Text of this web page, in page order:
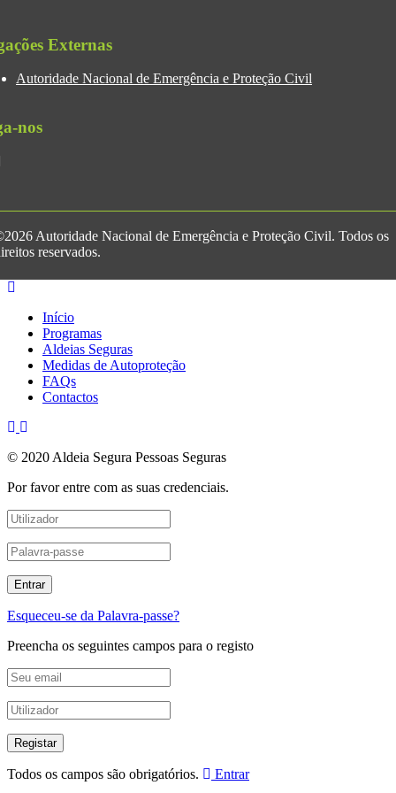
Externas
Autoridade Nacional de Emergência e Proteção Civil
nos
Autoridade Nacional de Emergência e Proteção Civil. Todos os
reservados.
Início
Programas
Aldeias Seguras
Medidas de Autoproteção
FAQs
Contactos
© 2020 Aldeia Segura Pessoas Seguras
Por favor entre com as suas credenciais.
Esqueceu-se da Palavra-passe?
Preencha os seguintes campos para o registo
Todos os campos são obrigatórios. Entrar